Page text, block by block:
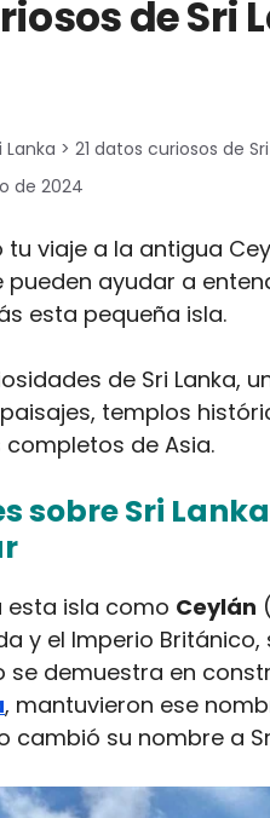
de Sri
Lanka > 21 datos curiosos de
de 2024
viaje a la antigua
pueden ayudar a
esta pequeña isla.
de Sri Lanka,
templos
de Asia.
sobre Sri
esta isla como Ceylán
y el Imperio
se demuestra en
, mantuvieron ese
su nombre a